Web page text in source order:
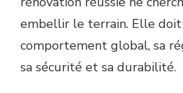
embellir le terrain. Elle
comportement global, sa
sa sécurité et sa durabilité.